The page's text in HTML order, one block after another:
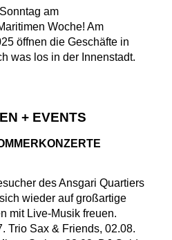
am
Woche! Am
öffnen die Geschäfte in
was los in der Innenstadt.
+ EVENTS
des Ansgari Quartiers
wieder auf großartige
mit Live-Musik freuen.
Trio Sax & Friends, 02.08.